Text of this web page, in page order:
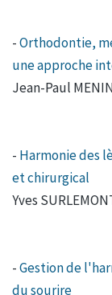
-Orthodontie,
une approche
Jean-Paul
- Harmonie des
et chirurgical
Yves
-Gestion de
du sourire